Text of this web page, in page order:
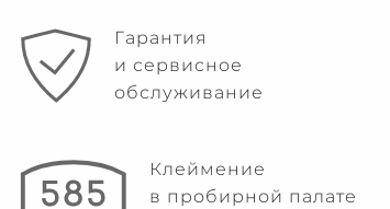
Гарантия
и сервисное
обслуживание
Клеймение
в пробирной палате